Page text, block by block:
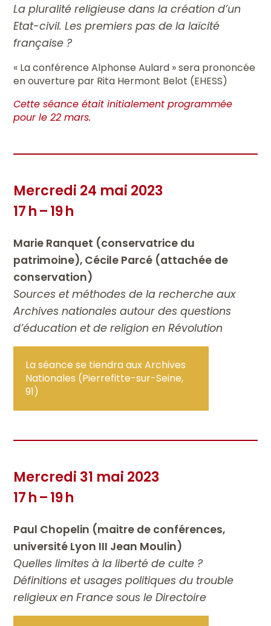
La pluralité religieuse dans la création d’un
Etat-civil. Les premiers pas de la laïcité
française ?
« La conférence Alphonse Aulard » sera prononcée
en ouverture par Rita Hermont Belot (EHESS)
Cette séance était initialement programmée
pour le 22 mars.
Mercredi 24 mai 2023
17 h – 19 h
Marie Ranquet (conservatrice du
patrimoine), Cécile Parcé (attachée de
conservation)
Sources et méthodes de la recherche aux
Archives nationales autour des questions
d’éducation et de religion en Révolution
La séance se tiendra aux Archives
Nationales (Pierrefitte-sur-Seine,
91)
Mercredi 31 mai 2023
17 h – 19 h
Paul Chopelin (maitre de conférences,
université Lyon III Jean Moulin)
Quelles limites à la liberté de culte ?
Définitions et usages politiques du trouble
religieux en France sous le Directoire